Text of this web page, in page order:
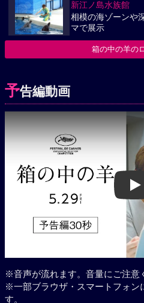
新江ノ島水族館
相模の海ゾーンや
マで展示
箱の中の羊の
予告編動画
※音声が流れます。音量にご注意
※一部ブラウザ・スマートフォン
す。